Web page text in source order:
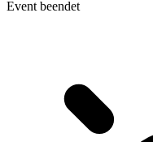
Event beendet